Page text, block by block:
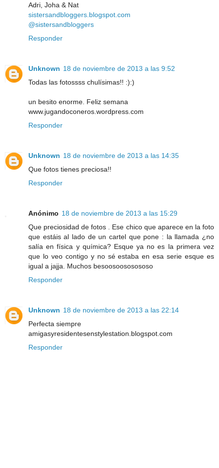
Adri, Joha & Nat
sistersandbloggers.blogspot.com
@sistersandbloggers
Responder
Unknown 18 de noviembre de 2013 a las 9:52
Todas las fotossss chulísimas!! :):)
un besito enorme. Feliz semana
www.jugandoconeros.wordpress.com
Responder
Unknown 18 de noviembre de 2013 a las 14:35
Que fotos tienes preciosa!!
Responder
Anónimo 18 de noviembre de 2013 a las 15:29
Que preciosidad de fotos . Ese chico que aparece en la foto
que estáis al lado de un cartel que pone : la llamada ¿no
salía en física y química? Esque ya no es la primera vez
que lo veo contigo y no sé estaba en esa serie esque es
igual a jajja. Muchos besoosoososososo
Responder
Unknown 18 de noviembre de 2013 a las 22:14
Perfecta siempre
amigasyresidentesenstylestation.blogspot.com
Responder